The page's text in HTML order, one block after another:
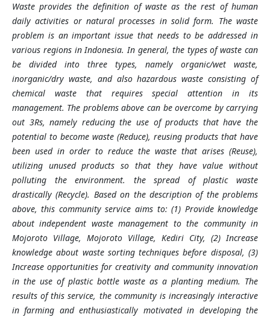
Waste provides the definition of waste as the rest of human
daily activities or natural processes in solid form. The waste
problem is an important issue that needs to be addressed in
various regions in Indonesia. In general, the types of waste can
be divided into three types, namely organic/wet waste,
inorganic/dry waste, and also hazardous waste consisting of
chemical waste that requires special attention in its
management. The problems above can be overcome by carrying
out 3Rs, namely reducing the use of products that have the
potential to become waste (Reduce), reusing products that have
been used in order to reduce the waste that arises (Reuse),
utilizing unused products so that they have value without
polluting the environment. the spread of plastic waste
drastically (Recycle). Based on the description of the problems
above, this community service aims to: (1) Provide knowledge
about independent waste management to the community in
Mojoroto Village, Mojoroto Village, Kediri City, (2) Increase
knowledge about waste sorting techniques before disposal, (3)
Increase opportunities for creativity and community innovation
in the use of plastic bottle waste as a planting medium. The
results of this service, the community is increasingly interactive
in farming and enthusiastically motivated in developing the